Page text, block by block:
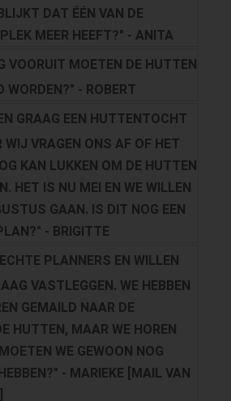
DAT ÉÉN VAN DE
MEER HEEFT?" - ANITA
VOORUIT MOETEN DE HUTTEN
WORDEN?" - ROBERT
GRAAG EEN HUTTENTOCHT
WIJ VRAGEN ONS AF OF HET
KAN LUKKEN OM DE HUTTEN
HET IS NU MEI EN WE WILLEN
GAAN. IS DIT NOG EEN
- BRIGITTE
PLANNERS EN WILLEN
VASTLEGGEN. WE HEBBEN
GEMAILD NAAR DE
HUTTEN, MAAR WE HOREN
WE GEWOON NOG
- MARIEKE [MAIL VAN